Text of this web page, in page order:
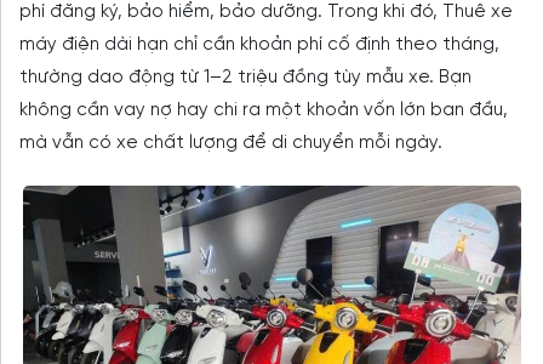
phí đăng ký, bảo hiểm, bảo dưỡng. Trong khi đó, Thuê xe
máy điện dài hạn chỉ cần khoản phí cố định theo tháng,
thường dao động từ 1–2 triệu đồng tùy mẫu xe. Bạn
không cần vay nợ hay chi ra một khoản vốn lớn ban đầu,
mà vẫn có xe chất lượng để di chuyển mỗi ngày.